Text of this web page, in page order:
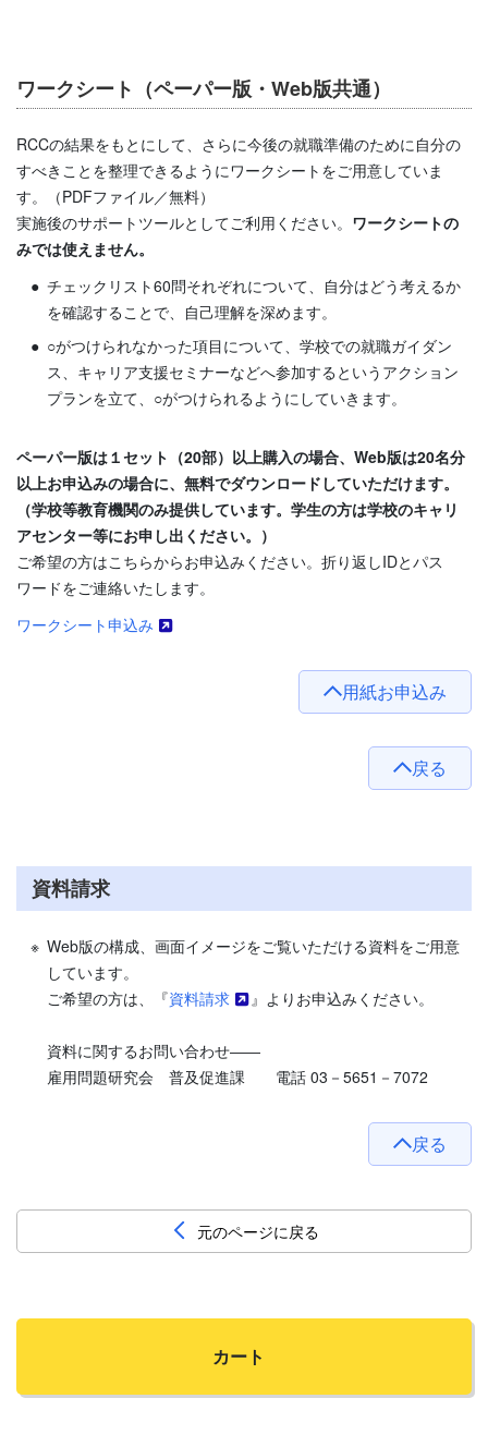
ワークシート（ペーパー版・Web版共通）
RCCの結果をもとにして、さらに今後の就職準備のために自分の
すべきことを整理できるようにワークシートをご用意していま
す。（PDFファイル／無料）
実施後のサポートツールとしてご利用ください。 ワークシートの
みでは使えません。
チェックリスト60問それぞれについて、自分はどう考えるか
を確認することで、自己理解を深めます。
○がつけられなかった項目について、学校での就職ガイダン
ス、キャリア支援セミナーなどへ参加するというアクション
プランを立て、○がつけられるようにしていきます。
ペーパー版は１セット（20部）以上購入の場合、Web版は20名分
以上お申込みの場合に、無料でダウンロードしていただけます。
（学校等教育機関のみ提供しています。学生の方は学校のキャリ
アセンター等にお申し出ください。）
ご希望の方はこちらからお申込みください。折り返しIDとパス
ワードをご連絡いたします。
ワークシート申込み
用紙お申込み
戻る
資料請求
Web版の構成、画面イメージをご覧いただける資料をご用意
しています。
ご希望の方は、『資料請求 』よりお申込みください。
資料に関するお問い合わせ――
雇用問題研究会 普及促進課 電話 03－5651－7072
戻る
元のページに戻る
カート